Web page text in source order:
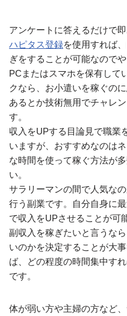
アンケートに答えるだけで
ハピタス登録を使用すれば
ぎをすることが可能なので
PCまたはスマホを保有して
クなら、お小遣いを稼ぐの
あるとか技術無用でチャレ
す。
収入をUPする目論見で職業
いますが、おすすめなのは
な時間を使って稼ぐ方法が
い。
サラリーマンの間で人気な
行う副業です。自分自身に
で収入をUPさせることが可
副収入を稼ぎたいと言うな
いのかを決定することが大
ば、どの程度の時間集中す
です。
体が弱い方や主婦の方など